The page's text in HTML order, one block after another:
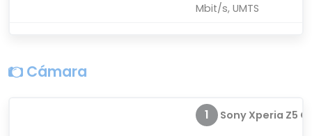
Mbit/s, UMTS
Cámara
1 Sony Xperia Z5